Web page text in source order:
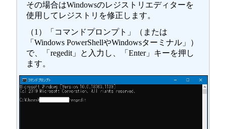
その場合はWindowsのレジストリエディターを
使用してレジストリを修正します。
（1）「コマンドプロンプト」（または
「Windows PowerShellやWindowsターミナル」）
で、「regedit」と入力し、「Enter」キーを押し
ます。